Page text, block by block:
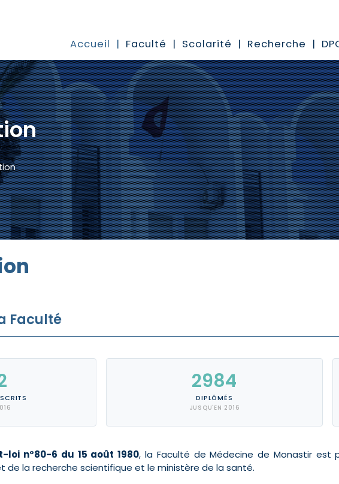
Accueil Faculté Scolarité Recherche
Faculté
2984
DIPLÔMÉS
JUSQU'EN 2016
loi n°80-6 du 15 août 1980, la Faculté de Médecine de Monastir
de la recherche scientifique et le ministère de la santé.